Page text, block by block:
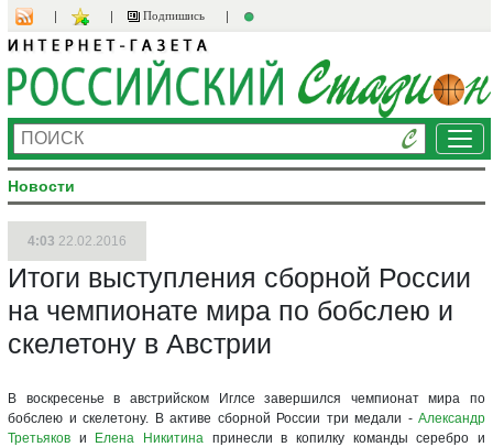
Подпишись
Новости
4:03 22.02.2016
Итоги выступления сборной России
на чемпионате мира по бобслею и
скелетону в Австрии
В воскресенье в австрийском Иглсе завершился чемпионат мира по
бобслею и скелетону. В активе сборной России три медали - Александр
Третьяков и Елена Никитина принесли в копилку команды серебро и